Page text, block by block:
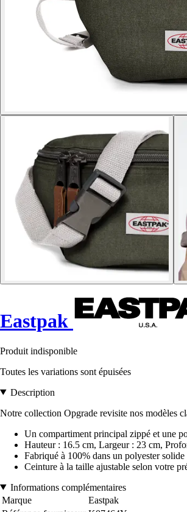
Eastpak
Produit indisponible
Toutes les variations sont épuisées
Description
Notre collection Opgrade revisite nos modèles
Un compartiment principal zippé et une
Hauteur : 16.5 cm, Largeur : 23 cm,
Fabriqué à 100% dans un polyester solide
Ceinture à la taille ajustable selon votre
Informations complémentaires
Marque
Eastpak